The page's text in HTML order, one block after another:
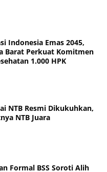
Indonesia Emas 2045,
Barat Perkuat Komitmen
1.000 HPK
NTB Resmi Dikukuhkan,
NTB Juara
Formal BSS Soroti Alih